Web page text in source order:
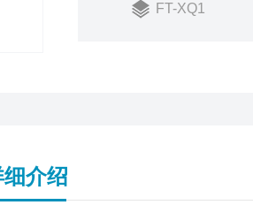
FT-XQ1
介绍